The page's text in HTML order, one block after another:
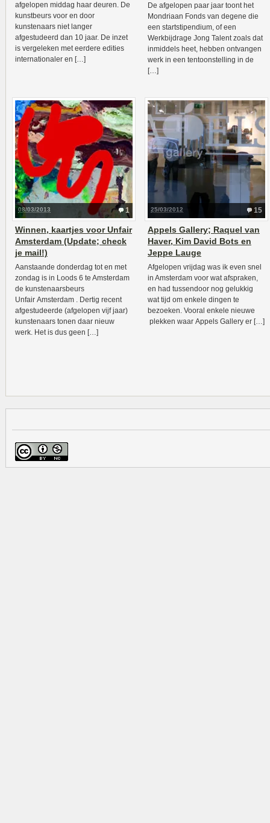
afgelopen middag haar deuren. De
kunstbeurs voor en door
kunstenaars niet langer
afgestudeerd dan 10 jaar. De inzet
is vergeleken met eerdere edities
internationaler en […]
De afgelopen paar jaar toont het
Mondriaan Fonds van degene die
een startstipendium, of een
Werkbijdrage Jong Talent zoals dat
inmiddels heet, hebben ontvangen
werk in een tentoonstelling in de
[…]
1
08/03/2013
Winnen, kaartjes voor Unfair
Amsterdam (Update; check
je mail!)
Aanstaande donderdag tot en met
zondag is in Loods 6 te Amsterdam
de kunstenaarsbeurs
Unfair Amsterdam . Dertig recent
afgestudeerde (afgelopen vijf jaar)
kunstenaars tonen daar nieuw
werk. Het is dus geen […]
15
25/03/2012
Appels Gallery; Raquel van
Haver, Kim David Bots en
Jeppe Lauge
Afgelopen vrijdag was ik even snel
in Amsterdam voor wat afspraken,
en had tussendoor nog gelukkig
wat tijd om enkele dingen te
bezoeken. Vooral enkele nieuwe
plekken waar Appels Gallery er […]